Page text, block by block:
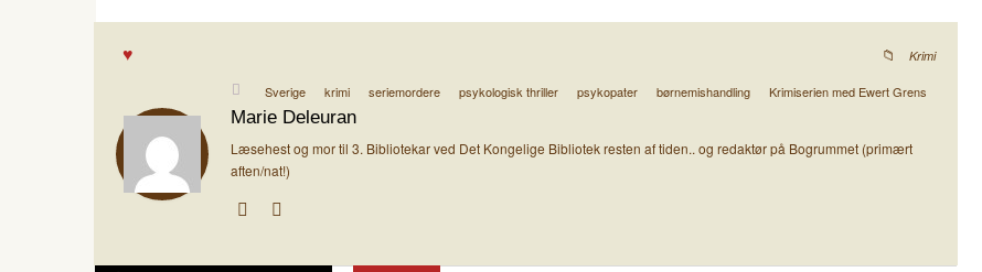
Krimi
Sverige krimi seriemordere psykologisk thriller psykopater børnemishandling Krimiserien med Ewert Grens
Marie Deleuran
Læsehest og mor til 3. Bibliotekar ved Det Kongelige Bibliotek resten af tiden.. og redaktør på Bogrummet (primært
aften/nat!)